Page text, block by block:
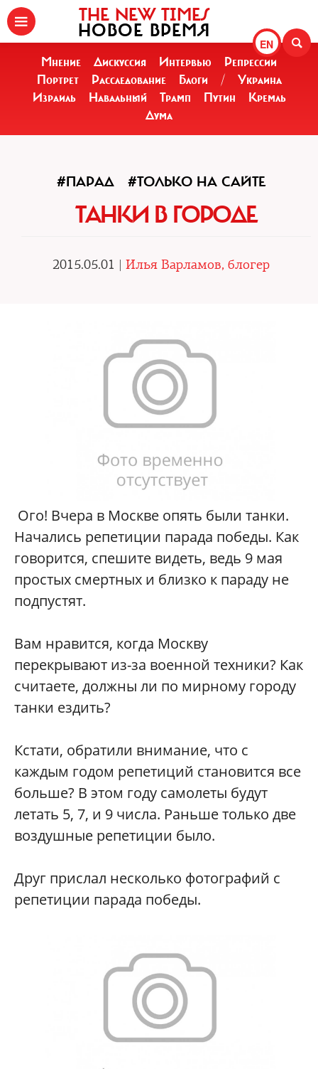
EN
THE NEW TIMES
НОВОЕ ВРЕМЯ
Мнение Дискуссия Интервью
Репрессии
Портрет
Расследование Блоги /
Украина
Израиль
Навальный Трамп Путин
Кремль
Дума
#ПАРАД #ТОЛЬКО НА САЙТЕ
ТАНКИ В ГОРОДЕ
2015.05.01 | Илья Варламов, блогер
Ого! Вчера в Москве опять были танки.
Начались репетиции парада победы. Как
говорится, спешите видеть, ведь 9 мая
простых смертных и близко к параду не
подпустят.
Вам нравится, когда Москву
перекрывают из-за военной техники? Как
считаете, должны ли по мирному городу
танки ездить?
Кстати, обратили внимание, что с
каждым годом репетиций становится все
больше? В этом году самолеты будут
летать 5, 7, и 9 числа. Раньше только две
воздушные репетиции было.
Друг прислал несколько фотографий с
репетиции парада победы.